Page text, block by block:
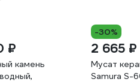
₽
камень
-30%
2 665 ₽
Мусат
Samura S-